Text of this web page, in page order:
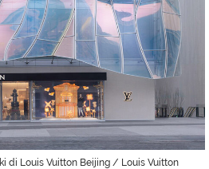
di Louis Vuitton Beijing / Louis Vuitton